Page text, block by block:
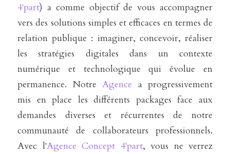
4'part) a comme objectif de vous accompagner
vers des solutions simples et efficaces en termes de
relation publique : imaginer, concevoir, réaliser
les stratégies digitales dans un contexte
numérique et technologique qui évolue en
permanence. Notre Agence a progressivement
mis en place les différents packages face aux
demandes diverses et récurrentes de notre
communauté de collaborateurs professionnels.
Avec l'Agence Concept 4'part, vous ne verrez